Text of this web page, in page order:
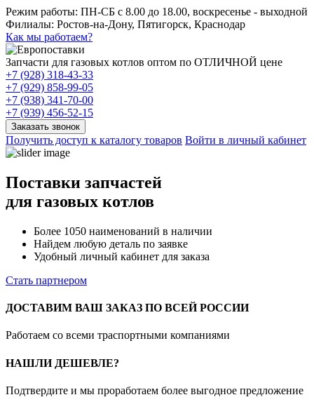
Режим работы: ПН-СБ с 8.00 до 18.00, воскресенье - выходной
Филиалы: Ростов-на-Дону, Пятигорск, Краснодар
Как мы работаем?
Запчасти для газовых котлов оптом по ОТЛИЧНОЙ цене
+7 (928) 318-43-33
+7 (929) 858-99-05
+7 (938) 341-70-00
+7 (939) 456-52-15
Заказать звонок
Получить доступ к каталогу товаров Войти в личный кабинет
Поставки запчастей
для газовых котлов
Более 1050 наименований в наличии
Найдем любую деталь по заявке
Удобный личный кабинет для заказа
Стать партнером
ДОСТАВИМ ВАШ ЗАКАЗ ПО ВСЕЙ РОССИИ
Работаем со всеми траспортными компаниями
НАШЛИ ДЕШЕВЛЕ?
Подтвердите и мы проработаем более выгодное предложение